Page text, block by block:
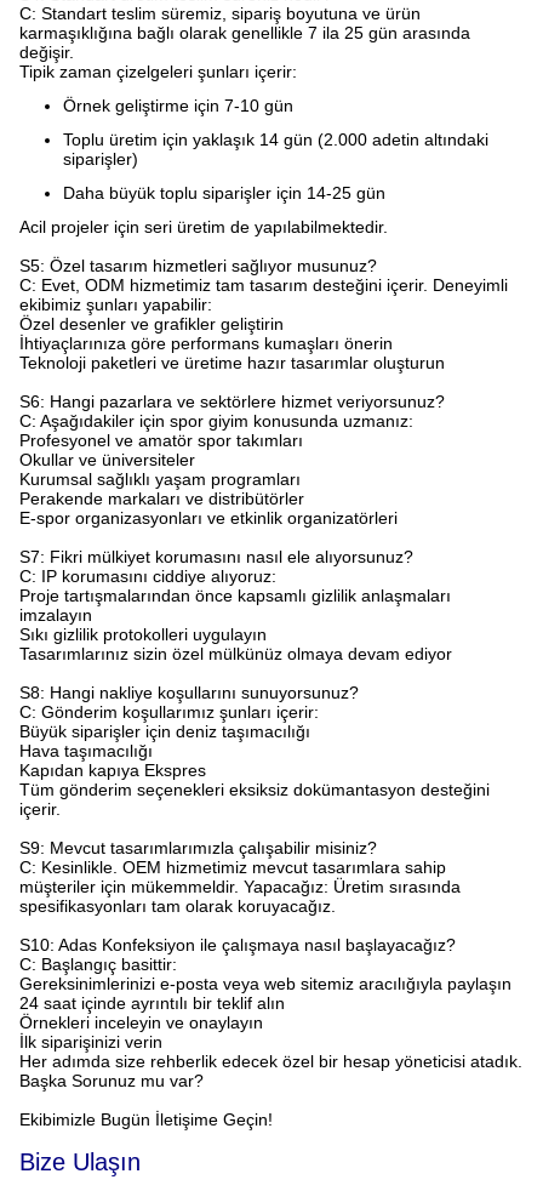
C: Standart teslim süremiz, sipariş boyutuna ve ürün
karmaşıklığına bağlı olarak genellikle 7 ila 25 gün arasında
değişir.
Tipik zaman çizelgeleri şunları içerir:
Örnek geliştirme için 7-10 gün
Toplu üretim için yaklaşık 14 gün (2.000 adetin altındaki
siparişler)
Daha büyük toplu siparişler için 14-25 gün
Acil projeler için seri üretim de yapılabilmektedir.
S5: Özel tasarım hizmetleri sağlıyor musunuz?
C: Evet, ODM hizmetimiz tam tasarım desteğini içerir. Deneyimli
ekibimiz şunları yapabilir:
Özel desenler ve grafikler geliştirin
İhtiyaçlarınıza göre performans kumaşları önerin
Teknoloji paketleri ve üretime hazır tasarımlar oluşturun
S6: Hangi pazarlara ve sektörlere hizmet veriyorsunuz?​
C: Aşağıdakiler için spor giyim konusunda uzmanız:
Profesyonel ve amatör spor takımları
Okullar ve üniversiteler
Kurumsal sağlıklı yaşam programları
Perakende markaları ve distribütörler
E-spor organizasyonları ve etkinlik organizatörleri
S7: Fikri mülkiyet korumasını nasıl ele alıyorsunuz?​
C: IP korumasını ciddiye alıyoruz:
Proje tartışmalarından önce kapsamlı gizlilik anlaşmaları
imzalayın
Sıkı gizlilik protokolleri uygulayın
Tasarımlarınız sizin özel mülkünüz olmaya devam ediyor
S8: Hangi nakliye koşullarını sunuyorsunuz?
C: Gönderim koşullarımız şunları içerir:
Büyük siparişler için deniz taşımacılığı
Hava taşımacılığı
Kapıdan kapıya Ekspres
Tüm gönderim seçenekleri eksiksiz dokümantasyon desteğini
içerir.
S9: Mevcut tasarımlarımızla çalışabilir misiniz?
C: Kesinlikle. OEM hizmetimiz mevcut tasarımlara sahip
müşteriler için mükemmeldir. Yapacağız: Üretim sırasında
spesifikasyonları tam olarak koruyacağız.
S10: Adas Konfeksiyon ile çalışmaya nasıl başlayacağız?​
C: Başlangıç ​​basittir:
Gereksinimlerinizi e-posta veya web sitemiz aracılığıyla paylaşın
24 saat içinde ayrıntılı bir teklif alın
Örnekleri inceleyin ve onaylayın
İlk siparişinizi verin
Her adımda size rehberlik edecek özel bir hesap yöneticisi atadık.
Başka Sorunuz mu var?
Ekibimizle Bugün İletişime Geçin!​
Bize Ulaşın